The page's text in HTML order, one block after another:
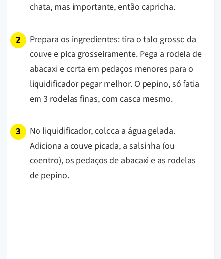
chata, mas importante, então capricha.
Prepara os ingredientes: tira o talo grosso da
couve e pica grosseiramente. Pega a rodela de
abacaxi e corta em pedaços menores para o
liquidificador pegar melhor. O pepino, só fatia
em 3 rodelas finas, com casca mesmo.
No liquidificador, coloca a água gelada.
Adiciona a couve picada, a salsinha (ou
coentro), os pedaços de abacaxi e as rodelas
de pepino.